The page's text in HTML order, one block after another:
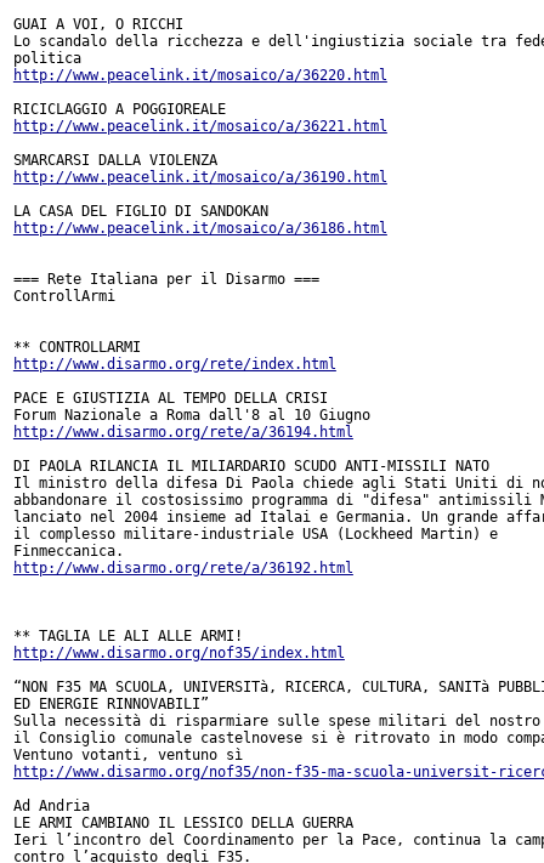
GUAI A VOI, O RICCHI
Lo scandalo della ricchezza e dell'ingiustizia sociale tra
politica
http://www.peacelink.it/mosaico/a/36220.html
RICICLAGGIO A POGGIOREALE
http://www.peacelink.it/mosaico/a/36221.html
SMARCARSI DALLA VIOLENZA
http://www.peacelink.it/mosaico/a/36190.html
LA CASA DEL FIGLIO DI SANDOKAN
http://www.peacelink.it/mosaico/a/36186.html
=== Rete Italiana per il Disarmo ===
ControllArmi
http://www.disarmo.org/rete/index.html
PACE E GIUSTIZIA AL TEMPO DELLA CRISI
Forum Nazionale a Roma dall'8 al 10 Giugno
http://www.disarmo.org/rete/a/36194.html
DI PAOLA RILANCIA IL MILIARDARIO SCUDO ANTI-MISSILI NATO
Il ministro della difesa Di Paola chiede agli Stati Uniti di
abbandonare il costosissimo programma di "difesa" antimissili
lanciato nel 2004 insieme ad Italai e Germania. Un grande
il complesso militare-industriale USA (Lockheed Martin) e
http://www.disarmo.org/rete/a/36192.html
http://www.disarmo.org/nof35/index.html
“NON F35 MA SCUOLA, UNIVERSITà, RICERCA, CULTURA, SANITà
ED ENERGIE RINNOVABILI”
Sulla necessità di risparmiare sulle spese militari del nostro
il Consiglio comunale castelnovese si è ritrovato in modo
http://www.disarmo.org/nof35/non-f35-ma-scuola-universit-
Ad Andria
LE ARMI CAMBIANO IL LESSICO DELLA GUERRA
Ieri l’incontro del Coordinamento per la Pace, continua la